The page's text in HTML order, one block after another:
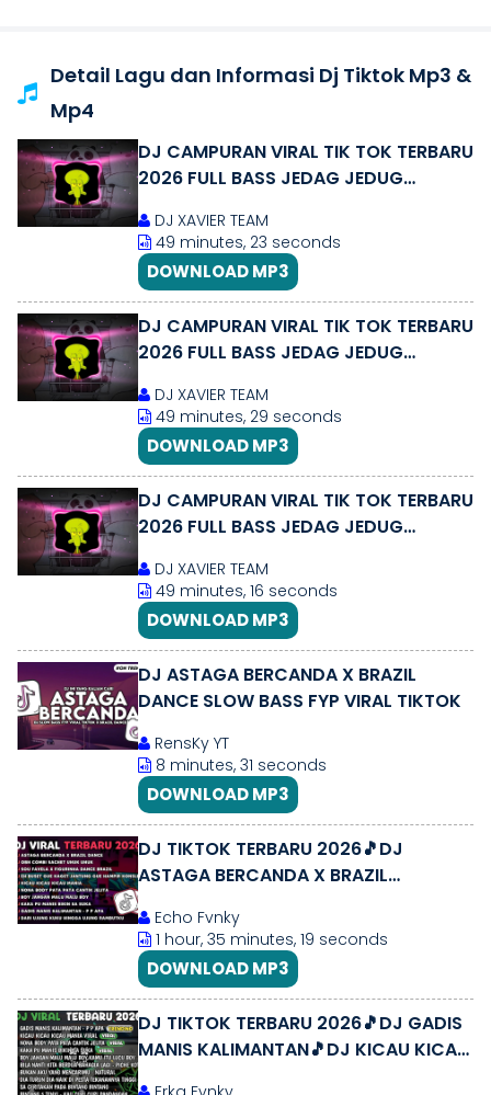
Detail Lagu dan Informasi Dj Tiktok Mp3 &
Mp4
DJ CAMPURAN VIRAL TIK TOK TERBARU
2026 FULL BASS JEDAG JEDUG
DJ XAVIER TEAM
49 minutes, 23 seconds
DOWNLOAD MP3
DJ CAMPURAN VIRAL TIK TOK TERBARU
2026 FULL BASS JEDAG JEDUG
DJ XAVIER TEAM
49 minutes, 29 seconds
DOWNLOAD MP3
DJ CAMPURAN VIRAL TIK TOK TERBARU
2026 FULL BASS JEDAG JEDUG
DJ XAVIER TEAM
49 minutes, 16 seconds
DOWNLOAD MP3
DJ ASTAGA BERCANDA X BRAZIL
DANCE SLOW BASS FYP VIRAL TIKTOK
RensKy YT
8 minutes, 31 seconds
DOWNLOAD MP3
DJ TIKTOK TERBARU 2026🎵DJ
ASTAGA BERCANDA X BRAZIL
UHUK FULL ALBUM
Echo Fvnky
1 hour, 35 minutes, 19 seconds
DOWNLOAD MP3
DJ TIKTOK TERBARU 2026🎵DJ GADIS
MANIS KALIMANTAN🎵DJ KICAU KICAU